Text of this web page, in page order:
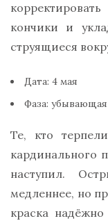
кончики и
струящиеся
Дата: 4 мая
Фаза:
Те, кто
кардинального
наступил.
медленнее, но
краска